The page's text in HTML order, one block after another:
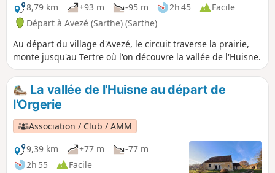
8,79 km
+93 m -95 m 2h 45
Facile
Départ à Avezé (Sarthe) (Sarthe)
Au départ du village d'Avezé, le circuit traverse la prairie,
monte jusqu'au Tertre où l'on découvre la vallée de l'Huisne.
La vallée de l'Huisne au départ de
l'Orgerie
Association / Club / AMM
9,39 km
+77 m
-77 m
2h 55
Facile